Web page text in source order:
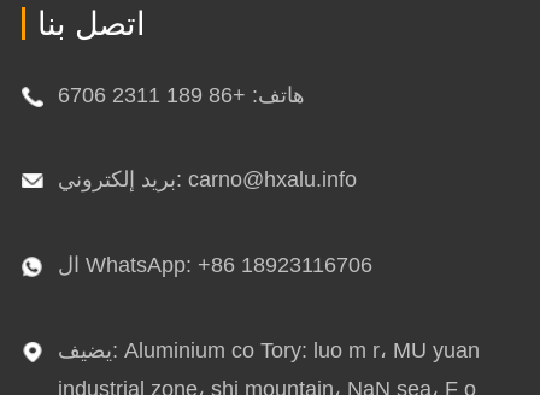
اتصل بنا
هاتف: +86 189 2311 6706
بريد إلكتروني: carno@hxalu.info
ال WhatsApp: +86 18923116706
يضيف: Aluminium co Tory: luo m r، MU yuan
industrial zone، shi mountain، NaN sea، F o